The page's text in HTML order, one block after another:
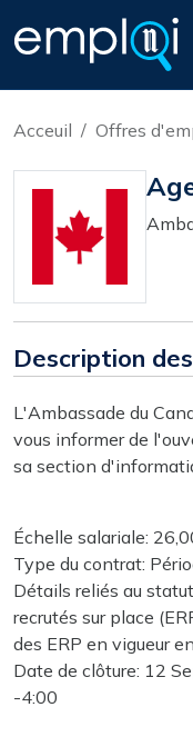
Acceuil Offres
Description
L'Ambassade du
vous informer de
sa section
Échelle salariale:
Type du contrat:
Détails reliés au
recrutés sur place
des ERP en vigueur
Date de clôture: 12
-4:00